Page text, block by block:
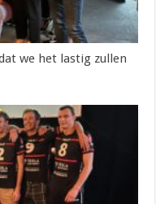
we het lastig zullen